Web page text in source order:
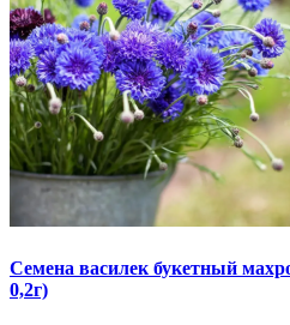
Семена василек букетный
0,2г)